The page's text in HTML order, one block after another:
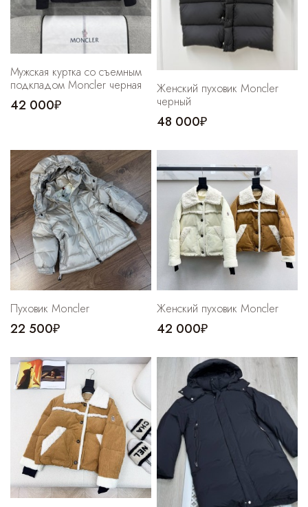
Мужская куртка со съемным
подкладом Moncler черная
42 000₽
Женский пуховик Moncler
черный
48 000₽
Пуховик Moncler
22 500₽
Женский пуховик Moncler
42 000₽